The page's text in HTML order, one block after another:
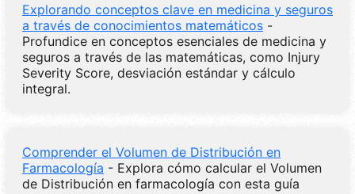
Explorando conceptos clave en medicina y seguros
a través de conocimientos matemáticos -
Profundice en conceptos esenciales de medicina y
seguros a través de las matemáticas, como Injury
Severity Score, desviación estándar y cálculo
integral.
Comprender el Volumen de Distribución en
Farmacología - Explora cómo calcular el Volumen
de Distribución en farmacología con esta guía